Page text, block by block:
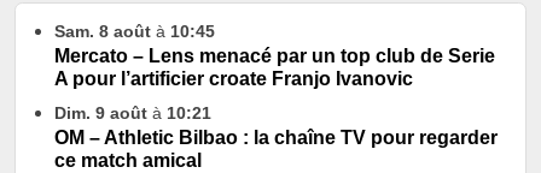
Sam. 8 août à 10:45
Mercato – Lens menacé par un top club de Serie
A pour l’artificier croate Franjo Ivanovic
Dim. 9 août à 10:21
OM – Athletic Bilbao : la chaîne TV pour regarder
ce match amical